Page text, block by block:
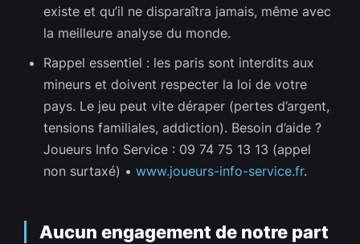
existe et qu’il ne disparaîtra jamais, même avec
la meilleure analyse du monde.
Rappel essentiel : les paris sont interdits aux
mineurs et doivent respecter la loi de votre
pays. Le jeu peut vite déraper (pertes d’argent,
tensions familiales, addiction). Besoin d’aide ?
Joueurs Info Service : 09 74 75 13 13 (appel
non surtaxé) •www.joueurs-info-service.fr.
Aucun engagement de notre part